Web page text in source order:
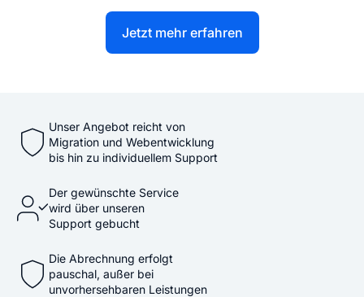
Jetzt mehr erfahren
Unser Angebot reicht von
Migration und Webentwicklung
bis hin zu individuellem Support
Der gewünschte Service
wird über unseren
Support gebucht
Die Abrechnung erfolgt
pauschal, außer bei
unvorhersehbaren Leistungen